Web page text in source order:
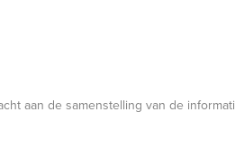
aan de samenstelling van de